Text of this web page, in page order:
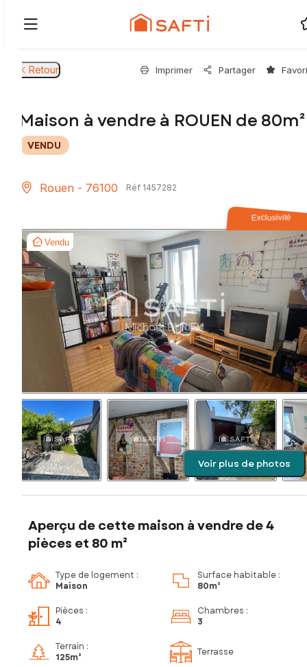
Retour Imprimer Partager
Maison à vendre à ROUEN de 80m²
VENDU
Rouen - 76100 Réf 1457282
Exclusivité
Vendu
Voir plus de photos
Aperçu de cette maison à vendre de 4
pièces et 80 m²
Type de logement :
Maison
Surface habitable :
80m²
Pièces :
4
Chambres :
3
Terrain :
125m²
Terrasse